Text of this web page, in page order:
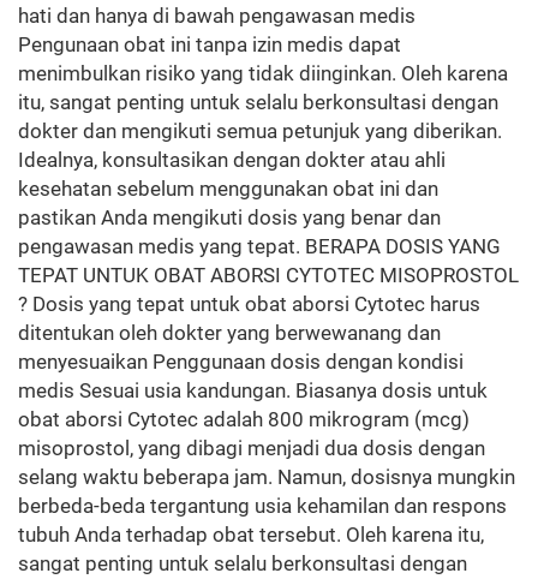
hati dan hanya di bawah pengawasan medis
Pengunaan obat ini tanpa izin medis dapat
menimbulkan risiko yang tidak diinginkan. Oleh karena
itu, sangat penting untuk selalu berkonsultasi dengan
dokter dan mengikuti semua petunjuk yang diberikan.
Idealnya, konsultasikan dengan dokter atau ahli
kesehatan sebelum menggunakan obat ini dan
pastikan Anda mengikuti dosis yang benar dan
pengawasan medis yang tepat. BERAPA DOSIS YANG
TEPAT UNTUK OBAT ABORSI CYTOTEC MISOPROSTOL
? Dosis yang tepat untuk obat aborsi Cytotec harus
ditentukan oleh dokter yang berwewanang dan
menyesuaikan Penggunaan dosis dengan kondisi
medis Sesuai usia kandungan. Biasanya dosis untuk
obat aborsi Cytotec adalah 800 mikrogram (mcg)
misoprostol, yang dibagi menjadi dua dosis dengan
selang waktu beberapa jam. Namun, dosisnya mungkin
berbeda-beda tergantung usia kehamilan dan respons
tubuh Anda terhadap obat tersebut. Oleh karena itu,
sangat penting untuk selalu berkonsultasi dengan